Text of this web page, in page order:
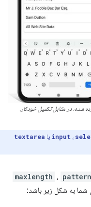
در مقابل تکمیل خودکار.
input، یاtextarea
maxlength ،
به شکل زیر باشد: